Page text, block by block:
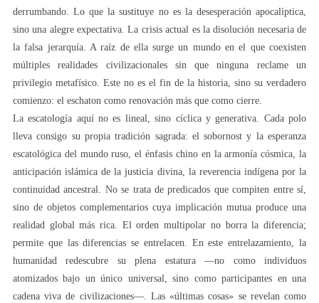
derrumbando. Lo que la sustituye no es la desesperación apocalíptica,
sino una alegre expectativa. La crisis actual es la disolución necesaria de
la falsa jerarquía. A raíz de ella surge un mundo en el que coexisten
múltiples realidades civilizacionales sin que ninguna reclame un
privilegio metafísico. Este no es el fin de la historia, sino su verdadero
comienzo: el eschaton como renovación más que como cierre.
La escatología aquí no es lineal, sino cíclica y generativa. Cada polo
lleva consigo su propia tradición sagrada: el sobornost y la esperanza
escatológica del mundo ruso, el énfasis chino en la armonía cósmica, la
anticipación islámica de la justicia divina, la reverencia indígena por la
continuidad ancestral. No se trata de predicados que compiten entre sí,
sino de objetos complementarios cuya implicación mutua produce una
realidad global más rica. El orden multipolar no borra la diferencia;
permite que las diferencias se entrelacen. En este entrelazamiento, la
humanidad redescubre su plena estatura —no como individuos
atomizados bajo un único universal, sino como participantes en una
cadena viva de civilizaciones—. Las «últimas cosas» se revelan como